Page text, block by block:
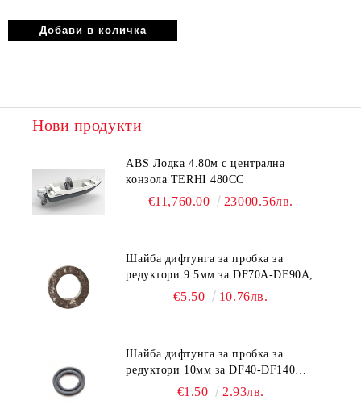
Нови продукти
ABS Лодка 4.80м с централна
конзола TERHI 480CC
€11,760.00 23000.56лв.
Шайба дифтунга за пробка за
редуктори 9.5мм за DF70A-DF90A,
DF150-DF350 Suzuki 09168-10038
€5.50 10.76лв.
Шайба дифтунга за пробка за
редуктори 10мм за DF40-DF140
Suzuki 09168-10022
€1.50 2.93лв.